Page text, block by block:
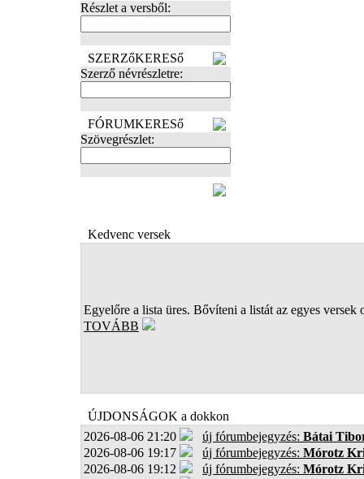
Részlet a versből:
SZERZőKERESő
Szerző névrészletre:
FÓRUMKERESő
Szövegrészlet:
Kedvenc versek
Egyelőre a lista üres. Bővíteni a listát az egyes versek
TOVÁBB
ÚJDONSÁGOK a dokkon
2026-08-06 21:20
új fórumbejegyzés: Bátai
2026-08-06 19:17
új fórumbejegyzés: Mórotz
2026-08-06 19:12
új fórumbejegyzés: Mórotz